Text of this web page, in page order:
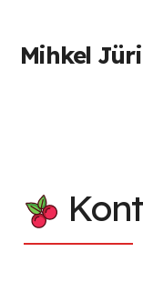
Mihkel